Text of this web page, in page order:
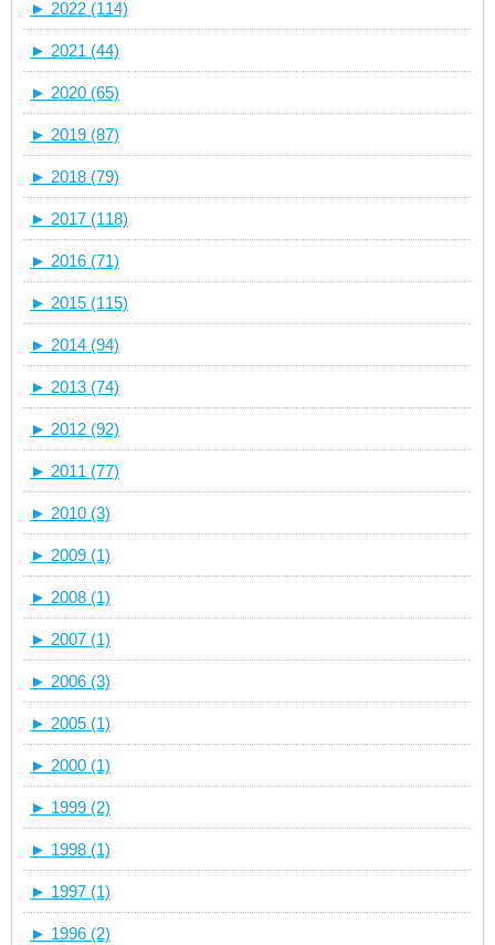
► 2022 (114)
► 2021 (44)
► 2020 (65)
► 2019 (87)
► 2018 (79)
► 2017 (118)
► 2016 (71)
► 2015 (115)
► 2014 (94)
► 2013 (74)
► 2012 (92)
► 2011 (77)
► 2010 (3)
► 2009 (1)
► 2008 (1)
► 2007 (1)
► 2006 (3)
► 2005 (1)
► 2000 (1)
► 1999 (2)
► 1998 (1)
► 1997 (1)
► 1996 (2)